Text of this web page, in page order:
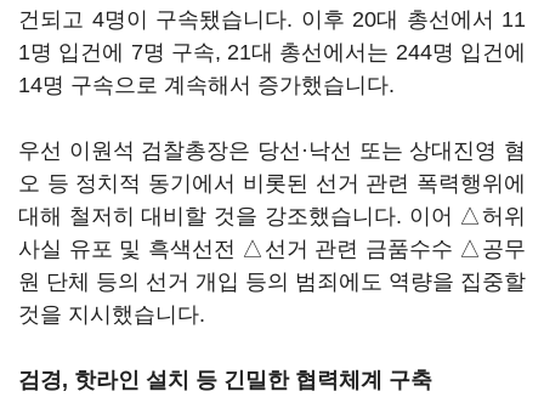
건되고 4명이 구속됐습니다. 이후 20대 총선에서 11
1명 입건에 7명 구속, 21대 총선에서는 244명 입건에
14명 구속으로 계속해서 증가했습니다.
우선 이원석 검찰총장은 당선·낙선 또는 상대진영 혐
오 등 정치적 동기에서 비롯된 선거 관련 폭력행위에
대해 철저히 대비할 것을 강조했습니다. 이어 △허위
사실 유포 및 흑색선전 △선거 관련 금품수수 △공무
원 단체 등의 선거 개입 등의 범죄에도 역량을 집중할
것을 지시했습니다.
검경, 핫라인 설치 등 긴밀한 협력체계 구축